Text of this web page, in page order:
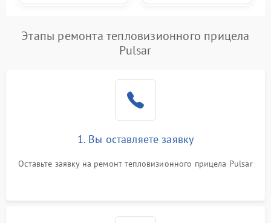
Этапы ремонта тепловизионного прицела
Pulsar
1. Вы оставляете заявку
Оставьте заявку на ремонт тепловизионного прицела Pulsar